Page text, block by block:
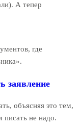
А тепер
где
заявление
объясняя это тем,
писать не надо.